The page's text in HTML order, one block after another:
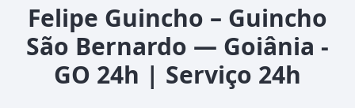
Felipe Guincho – Guincho
São Bernardo — Goiânia -
GO 24h | Serviço 24h